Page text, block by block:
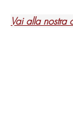
Vai alla